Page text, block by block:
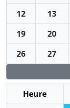
12
13
19
20
26
27
Heure